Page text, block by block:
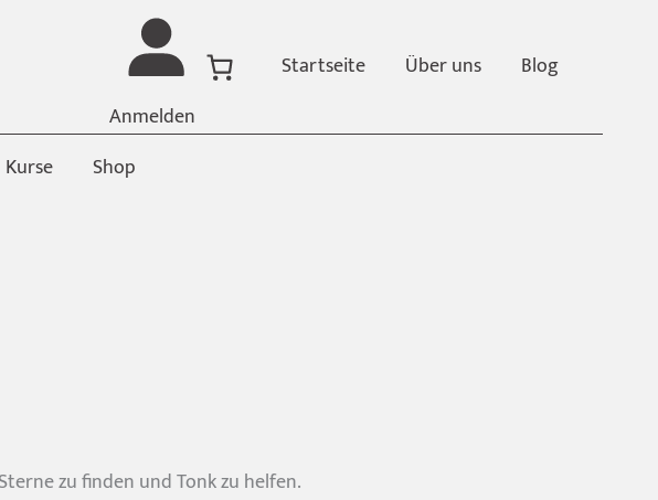
Anmelden
Startseite Über uns Blog
Kurse Shop
zu finden und Tonk zu helfen.